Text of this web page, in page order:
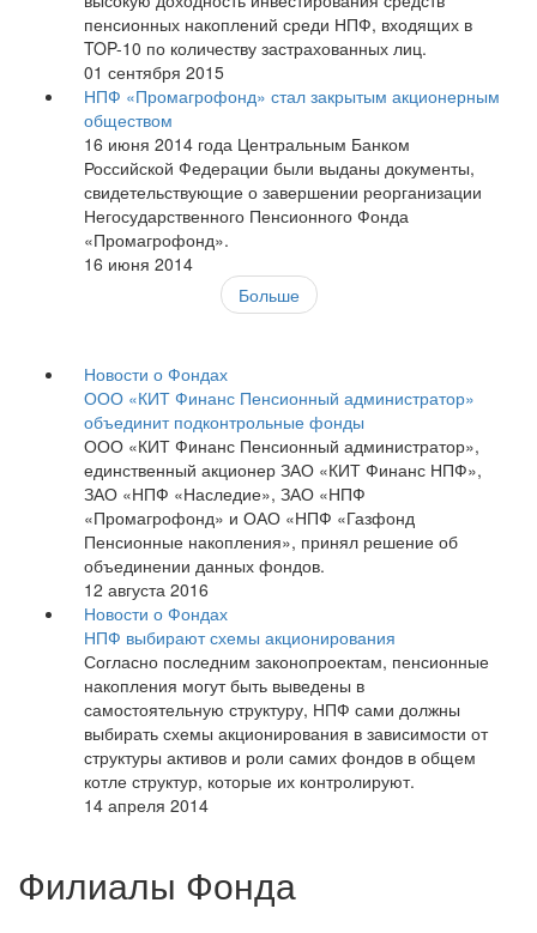
пенсионных накоплений среди НПФ, входящих в
TOP-10 по количеству застрахованных лиц.
01 сентября 2015
НПФ «Промагрофонд» стал закрытым акционерным
обществом
16 июня 2014 года Центральным Банком
Российской Федерации были выданы документы,
свидетельствующие о завершении реорганизации
Негосударственного Пенсионного Фонда
«Промагрофонд».
16 июня 2014
Больше
Новости о Фондах
ООО «КИТ Финанс Пенсионный администратор»
объединит подконтрольные фонды
ООО «КИТ Финанс Пенсионный администратор»,
единственный акционер ЗАО «КИТ Финанс НПФ»,
ЗАО «НПФ «Наследие», ЗАО «НПФ
«Промагрофонд» и ОАО «НПФ «Газфонд
Пенсионные накопления», принял решение об
объединении данных фондов.
12 августа 2016
Новости о Фондах
НПФ выбирают схемы акционирования
Согласно последним законопроектам, пенсионные
накопления могут быть выведены в
самостоятельную структуру, НПФ сами должны
выбирать схемы акционирования в зависимости от
структуры активов и роли самих фондов в общем
котле структур, которые их контролируют.
14 апреля 2014
Филиалы Фонда